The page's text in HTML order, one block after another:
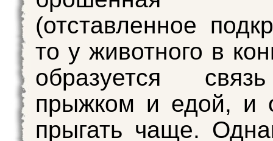
(отставленное
то у животного в
образуется
прыжком и едой, и
прыгать чаще.